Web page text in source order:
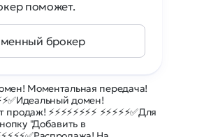
домен! Моментальная передача!
домен!
⚡⚡⚡⚡⚡⚡⚡⚡ ⚡⚡⚡⚡⚡✅Для
"Добавить в
поможет.
брокер